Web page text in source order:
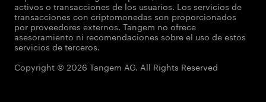
activos o transacciones de los usuarios. Los servicios de
transacciones con criptomonedas son proporcionados
por proveedores externos. Tangem no ofrece
asesoramiento ni recomendaciones sobre el uso de estos
servicios de terceros.